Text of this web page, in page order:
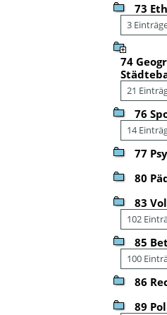
73
3
74
21
76
14
77
80
83
102
85
100
86
89